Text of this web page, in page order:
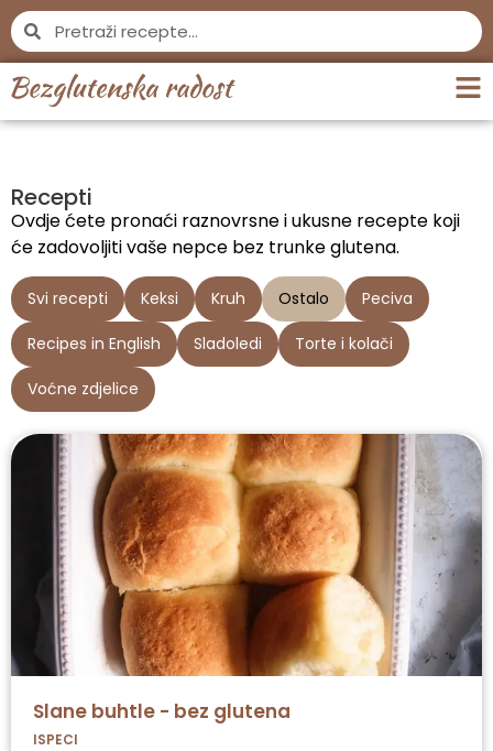
Recepti
Ovdje ćete pronaći raznovrsne i ukusne recepte koji
će zadovoljiti vaše nepce bez trunke glutena.
Svi recepti Keksi Kruh Ostalo Peciva
Recipes in English Sladoledi Torte i kolači
Voćne zdjelice
Slane buhtle - bez glutena
ISPECI